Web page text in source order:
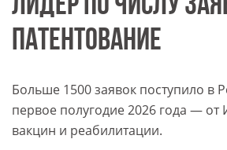
ЛИДЕР ПО ЧИСЛУ
ПАТЕНТОВАНИЕ
Больше 1500 заявок поступило в
первое полугодие 2026 года — от
вакцин и реабилитации.